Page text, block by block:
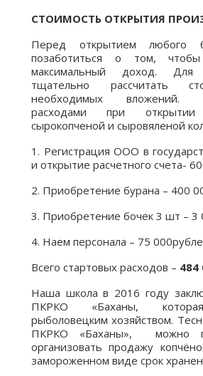
СТОИМОСТЬ ОТКРЫТИЯ
Перед открытием любого
позаботиться о том,
максимальный доход.
тщательно рассчитать
необходимых вложений.
расходами при открытии
сырокопченой и сыровяленой
1. Регистрация ООО в
и открытие расчетного счета-
2. Приобретение бурана – 400
3. Приобретение бочек 3 шт – 3
4. Наем персонала – 75
Всего стартовых расходов – 484
Наша школа в 2016 году
ПКРКО «Баханы,
рыболовецким хозяйством.
ПКРКО «Баханы», можно
организовать продажу
замороженном виде срок